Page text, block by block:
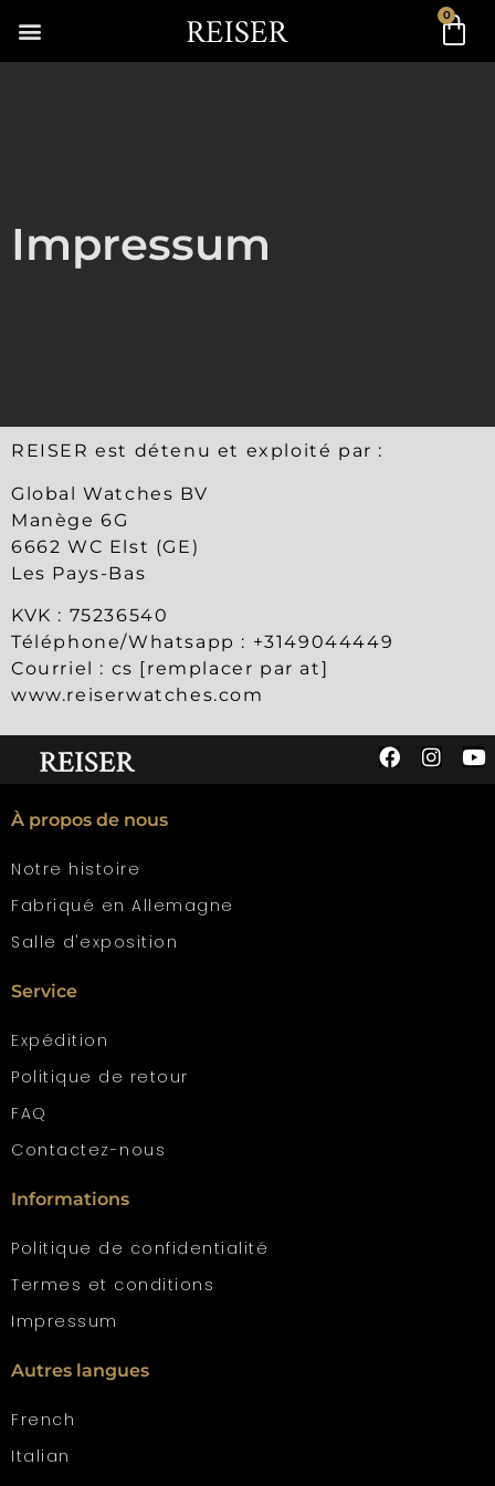
0
Impressum
REISER est détenu et exploité par :
Global Watches BV
Manège 6G
6662 WC Elst (GE)
Les Pays-Bas
KVK : 75236540
Téléphone/Whatsapp : +3149044449
Courriel : cs [remplacer par at]
www.reiserwatches.com
À propos de nous
Notre histoire
Fabriqué en Allemagne
Salle d'exposition
Service
Expédition
Politique de retour
FAQ
Contactez-nous
Informations
Politique de confidentialité
Termes et conditions
Impressum
Autres langues
French
Italian